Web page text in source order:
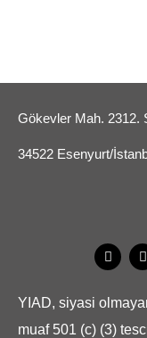
Gökevler Mah. 2312.
34522 Esenyurt/
YIAD, siyasi
muaf 501 (c) (3)